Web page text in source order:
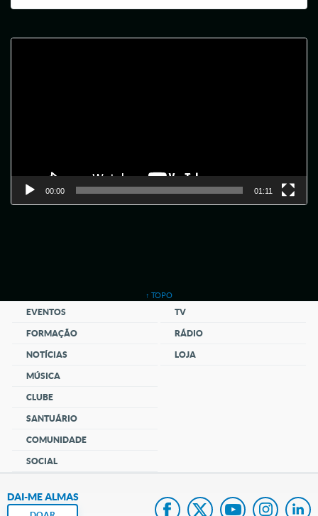
00:00 01:11
↑ TOPO
EVENTOS
FORMAÇÃO
NOTÍCIAS
MÚSICA
CLUBE
SANTUÁRIO
COMUNIDADE
SOCIAL
TV
RÁDIO
LOJA
DAI-ME ALMAS